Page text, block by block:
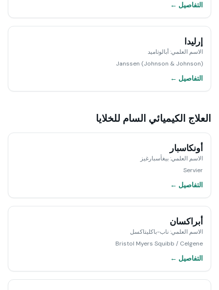
التفاصيل ←
إرليدا
الاسم العلمي:أبالوتاميد
Janssen (Johnson & Johnson)
التفاصيل ←
العلاج الكيميائي السام للخلايا
أونكاسبار
الاسم العلمي:بيغأسبارغيز
Servier
التفاصيل ←
أبراكسان
الاسم العلمي:ناب-باكليتاكسل
Bristol Myers Squibb / Celgene
التفاصيل ←